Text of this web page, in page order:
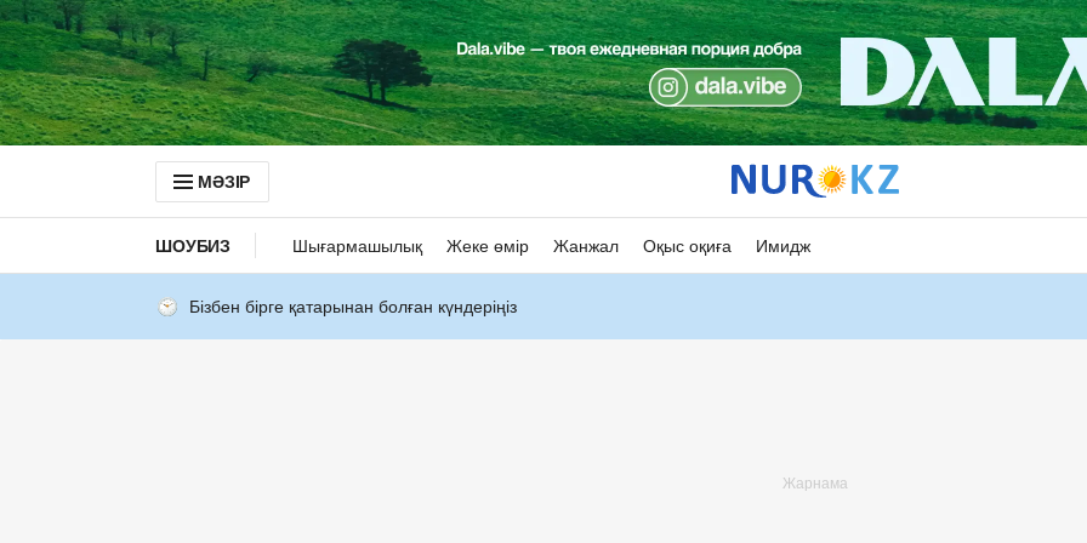
МӘЗІР
ШОУБИЗ Шығармашылық Жеке өмір Жанжал Оқыс оқиға Имидж
Бізбен бірге қатарынан болған күндеріңіз